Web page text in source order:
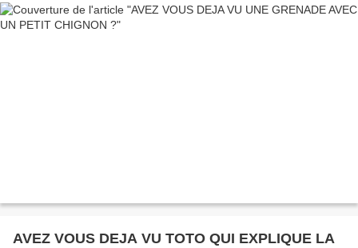
AVEZ VOUS DEJA VU TOTO QUI EXPLIQUE LA